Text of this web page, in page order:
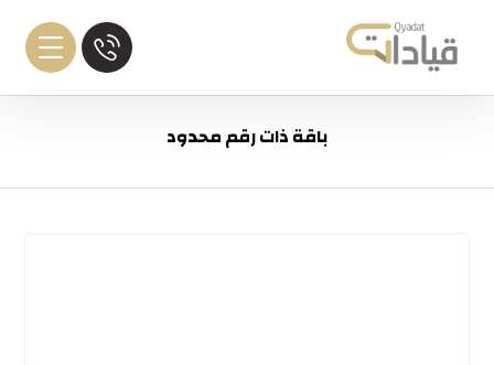
باقة ذات رقم محدود